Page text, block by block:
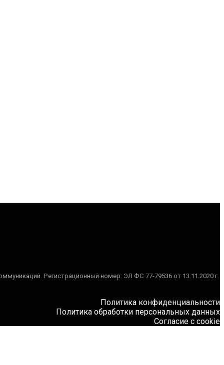
Регистрационный номер: ЭЛ ФС 77-79536 от 13.11.2020 г.
Политика конфиденциальности
Политика обработки персональных данных
Согласие с cookie